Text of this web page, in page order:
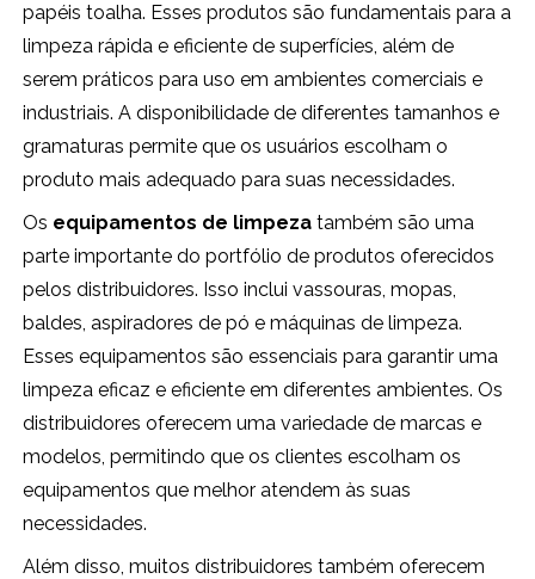
papéis toalha. Esses produtos são fundamentais para a
limpeza rápida e eficiente de superfícies, além de
serem práticos para uso em ambientes comerciais e
industriais. A disponibilidade de diferentes tamanhos e
gramaturas permite que os usuários escolham o
produto mais adequado para suas necessidades.
Os equipamentos de limpeza também são uma
parte importante do portfólio de produtos oferecidos
pelos distribuidores. Isso inclui vassouras, mopas,
baldes, aspiradores de pó e máquinas de limpeza.
Esses equipamentos são essenciais para garantir uma
limpeza eficaz e eficiente em diferentes ambientes. Os
distribuidores oferecem uma variedade de marcas e
modelos, permitindo que os clientes escolham os
equipamentos que melhor atendem às suas
necessidades.
Além disso, muitos distribuidores também oferecem